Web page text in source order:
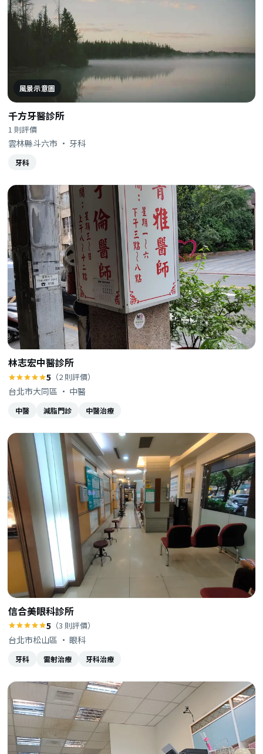
風景示意圖
千方牙醫診所
1 則評價
雲林縣斗六市 · 牙科
牙科
林志宏中醫診所
5 （2 則評價）
台北市大同區 · 中醫
中醫 減脂門診 中醫治療
信合美眼科診所
5 （3 則評價）
台北市松山區 · 眼科
牙科 雷射治療 牙科治療